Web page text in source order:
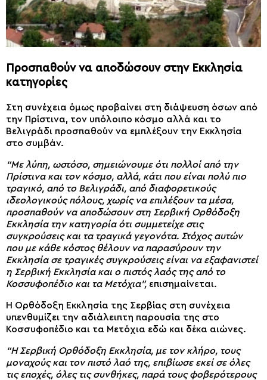
Προσπαθούν να αποδώσουν στην Εκκλησία
κατηγορίες
Στη συνέχεια όμως προβαίνει στη διάψευση όσων από
την Πρίστινα, τον υπόλοιπο κόσμο αλλά και το
Βελιγράδι προσπαθούν να εμπλέξουν την Εκκλησία
στο συμβάν.
“Με λύπη, ωστόσο, σημειώνουμε ότι πολλοί από την
Πρίστινα και τον κόσμο, αλλά, κάτι που είναι πολύ πιο
τραγικό, από το Βελιγράδι, από διαφορετικούς
ιδεολογικούς πόλους, χωρίς να επιλέξουν τα μέσα,
προσπαθούν να αποδώσουν στη Σερβική Ορθόδοξη
Εκκλησία την κατηγορία ότι συμμετείχε στις
συγκρούσεις και τα τραγικά γεγονότα. Στόχος αυτών
που με κάθε κόστος θέλουν να παρασύρουν την
Εκκλησία σε τραγικές συγκρούσεις είναι να εξαφανιστεί
η Σερβική Εκκλησία και ο πιστός λαός της από το
Κοσσυφοπέδιο και τα Μετόχια”, επισημαίνεται.
Η Ορθόδοξη Εκκλησία της Σερβίας στη συνέχεια
υπενθυμίζει την αδιάλειπτη παρουσία της στο
Κοσσυφοπέδιο και τα Μετόχια εδώ και δέκα αιώνες.
“Η Σερβική Ορθόδοξη Εκκλησία, με τον κλήρο, τους
μοναχούς και τον πιστό λαό της, επιβίωσε εκεί σε όλες
τις εποχές, όλες τις συνθήκες, παρά τους φοβερότερους